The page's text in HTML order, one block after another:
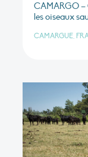
CAMARGO –
les oiseaux
CAMARGUE,